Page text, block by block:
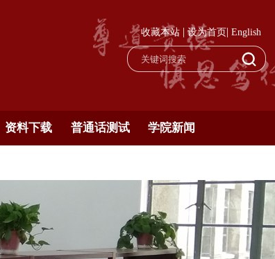
收藏本站|设为首页| English
资料下载 普通话测试 学院新闻